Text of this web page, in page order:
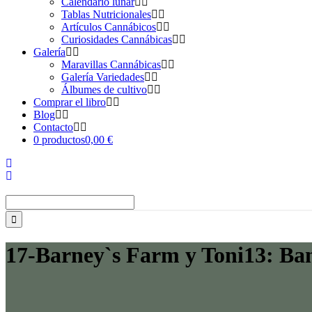
Tablas Nutricionales
Artículos Cannábicos
Curiosidades Cannábicas
Galería
Maravillas Cannábicas
Galería Variedades
Álbumes de cultivo
Comprar el libro
Blog
Contacto
0 productos0,00 €
17-Barney`s Farm y Toni13: